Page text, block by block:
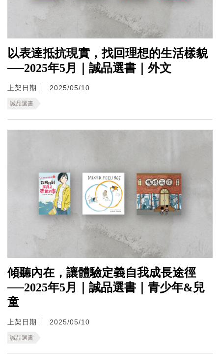
以表達抵抗現實，找回理想的生活樣貌
──2025年5月｜誠品選書｜外文
上架日期 2025/05/10
誠品選書
傾聽內在，讓體驗定義自我成長途徑
──2025年5月｜誠品選書｜青少年&兒
童
上架日期 2025/05/10
誠品選書